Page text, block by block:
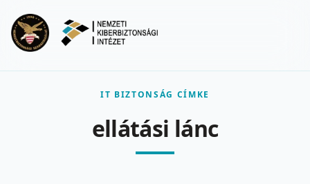
IT BIZTONSÁG CÍMKE
ellátási lánc